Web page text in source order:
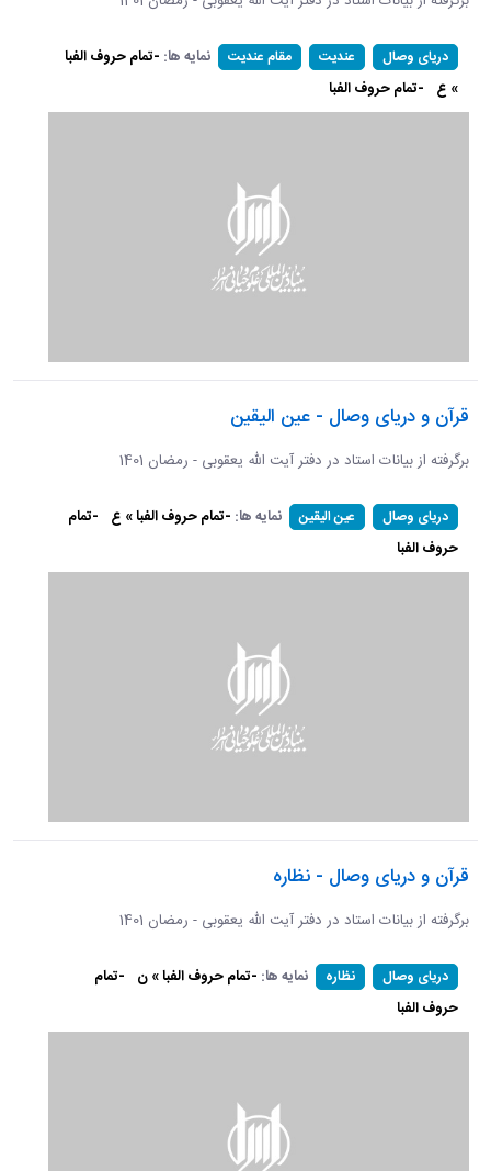
دریای وصال عندیت مقام عندیت نمایه ها: -تمام حروف الفبا
» ع -تمام حروف الفبا
قرآن و دریای وصال - عین الیقین
برگرفته از بیانات استاد در دفتر آیت الله یعقوبی - رمضان 1401
دریای وصال عین الیقین نمایه ها: -تمام حروف الفبا » ع -تمام
حروف الفبا
قرآن و دریای وصال - نظاره
برگرفته از بیانات استاد در دفتر آیت الله یعقوبی - رمضان 1401
دریای وصال نظاره نمایه ها: -تمام حروف الفبا » ن -تمام
حروف الفبا